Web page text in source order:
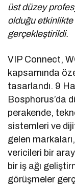
üst düzey
olduğu
gerçekleştirildi.
VIP Connect,
kapsamında
tasarlandı. 9
Bosphorus’da
perakende,
sistemleri ve
gelen
vericileri bir
bir iş ağı
görüşmeler